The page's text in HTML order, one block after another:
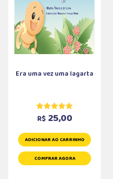
Era uma vez uma lagarta
R$ 25,00
ADICIONAR AO CARRINHO
COMPRAR AGORA